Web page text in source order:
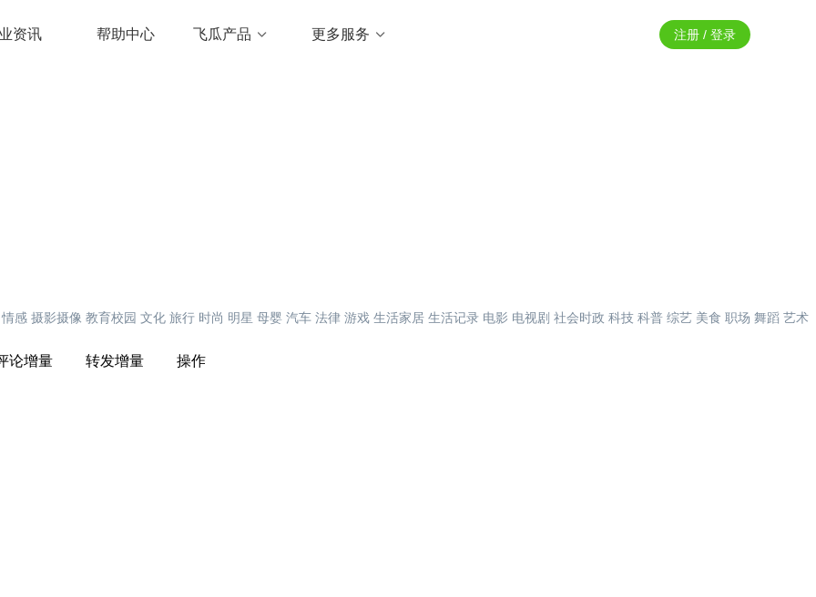
资讯 帮助中心 飞瓜产品 更多服务 注册 / 登录
情感 摄影摄像 教育校园 文化 旅行 时尚 明星 母婴 汽车 法律 游戏 生活家居 生活记录 电影 电视剧 社会时政 科技 科普 综艺 美食 职场 舞蹈 艺术
论增量 转发增量 操作